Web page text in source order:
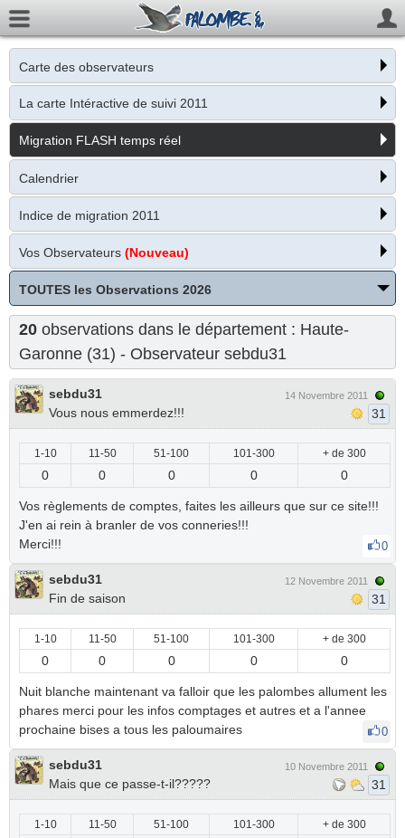
Carte des observateurs
La carte Intéractive de suivi 2011
Migration FLASH temps réel
Calendrier
Indice de migration 2011
Vos Observateurs (Nouveau)
TOUTES les Observations 2026
20 observations dans le département : Haute-
Garonne (31) - Observateur sebdu31
sebdu31
Vous nous emmerdez!!!
14 Novembre 2011
31
1-10 11-50 51-100 101-300 + de 300
0 0 0 0 0
Vos règlements de comptes, faites les ailleurs que sur ce site!!!
J'en ai rein à branler de vos conneries!!!
Merci!!!
0
sebdu31
Fin de saison
12 Novembre 2011
31
1-10 11-50 51-100 101-300 + de 300
0 0 0 0 0
Nuit blanche maintenant va falloir que les palombes allument les
phares merci pour les infos comptages et autres et a l'annee
prochaine bises a tous les paloumaires
0
sebdu31
Mais que ce passe-t-il?????
10 Novembre 2011
31
1-10 11-50 51-100 101-300 + de 300